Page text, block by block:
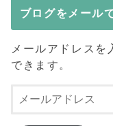
ブログをメール
メールアドレスを
できます。